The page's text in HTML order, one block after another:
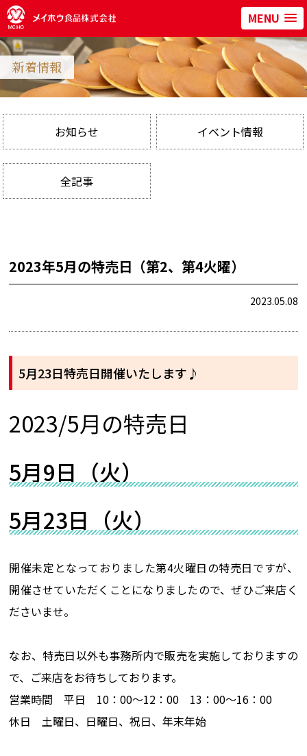
MENU
新着情報
お知らせ イベント情報
全記事
2023年5月の特売日（第2、第4火曜）
2023.05.08
5月23日特売日開催いたします♪
2023/5月の特売日
5月9日（火）
5月23日（火）
開催未定となっておりました第4火曜日の特売日ですが、
開催させていただくことになりましたので、ぜひご来店く
ださいませ。
なお、特売日以外も事務所内で販売を実施しておりますの
で、ご来店をお待ちしております。
営業時間 平日 10：00～12：00 13：00～16：00
休日 土曜日、日曜日、祝日、年末年始